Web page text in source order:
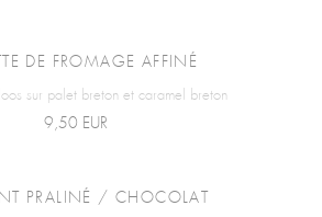
DE FROMAGE AFFINÉ
sur palet breton et caramel breton
9,50 EUR
PRALINÉ / CHOCOLAT